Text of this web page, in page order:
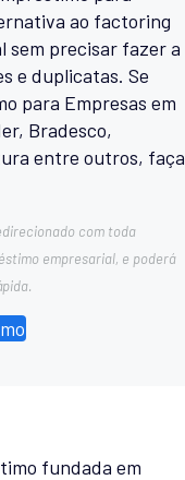
ao factoring
sem precisar fazer a
e duplicatas. Se
para Empresas em
Bradesco,
entre outros, faça
com toda
empresarial, e poderá
fundada em